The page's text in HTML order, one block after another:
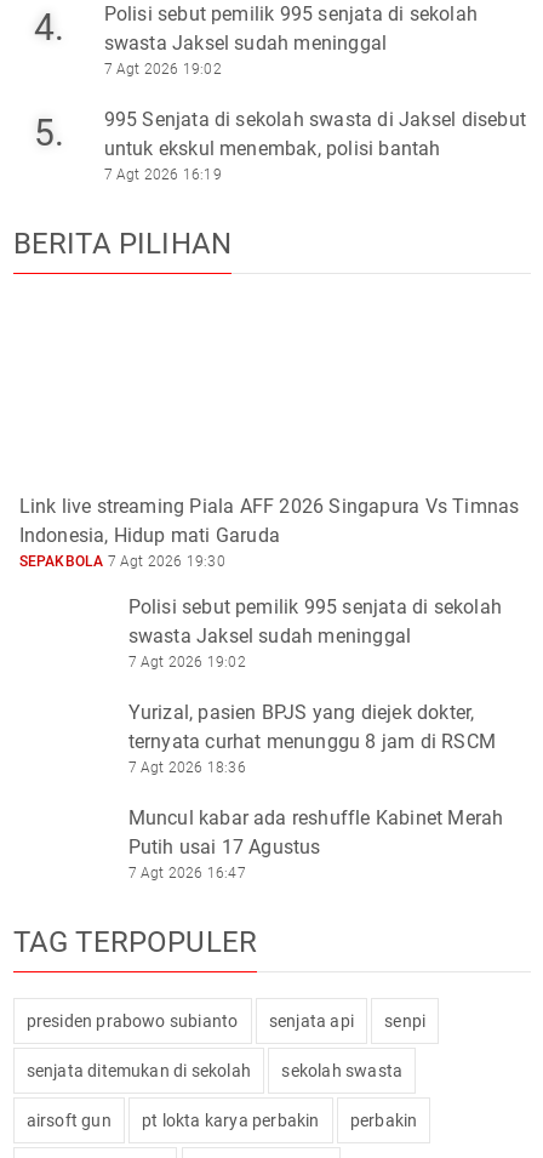
4.
Polisi sebut pemilik 995 senjata di sekolah
swasta Jaksel sudah meninggal
7 Agt 2026 19:02
5.
995 Senjata di sekolah swasta di Jaksel disebut
untuk ekskul menembak, polisi bantah
7 Agt 2026 16:19
BERITA PILIHAN
Link live streaming Piala AFF 2026 Singapura Vs Timnas
Indonesia, Hidup mati Garuda
SEPAKBOLA 7 Agt 2026 19:30
Polisi sebut pemilik 995 senjata di sekolah
swasta Jaksel sudah meninggal
7 Agt 2026 19:02
Yurizal, pasien BPJS yang diejek dokter,
ternyata curhat menunggu 8 jam di RSCM
7 Agt 2026 18:36
Muncul kabar ada reshuffle Kabinet Merah
Putih usai 17 Agustus
7 Agt 2026 16:47
TAG TERPOPULER
presiden prabowo subianto senjata api senpi
senjata ditemukan di sekolah sekolah swasta
airsoft gun pt lokta karya perbakin perbakin